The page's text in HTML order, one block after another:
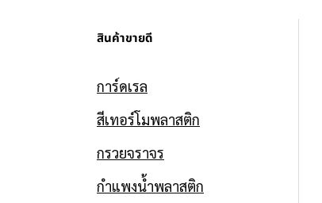
สินค้าขายดี
การ์ดเรล
สีเทอร์โมพลาสติก
กรวยจราจร
กำแพงน้ำพลาสติก